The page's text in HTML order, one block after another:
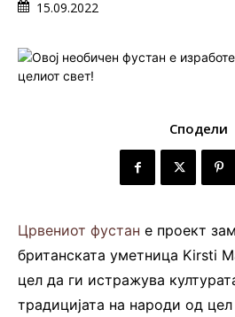
15.09.2022
Сподели
Црвениот фустан е проект
британската уметница Kirsti
цел да ги истражува
традицијата на народи од